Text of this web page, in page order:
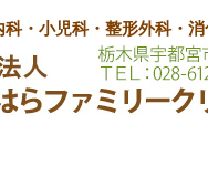
科・小児科・整形外科・